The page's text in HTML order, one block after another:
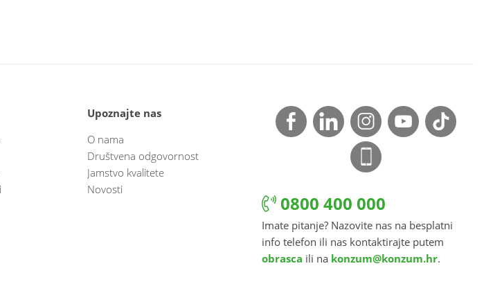
Upoznajte nas
O nama
Društvena odgovornost
Jamstvo kvalitete
Novosti
0800 400 000
Imate pitanje? Nazovite nas na besplatni
info telefon ili nas kontaktirajte putem
obrasca ili na konzum@konzum.hr.